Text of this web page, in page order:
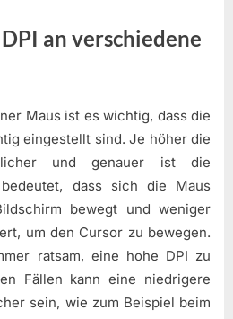
an verschiedene
Maus ist es wichtig, dass die
eingestellt sind. Je höher die
und genauer ist die
bedeutet, dass sich die Maus
bewegt und weniger
um den Cursor zu bewegen.
ratsam, eine hohe DPI zu
Fällen kann eine niedrigere
sein, wie zum Beispiel beim